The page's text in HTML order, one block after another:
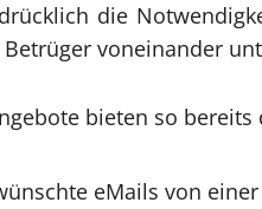
die
voneinander
bieten so
eMails von